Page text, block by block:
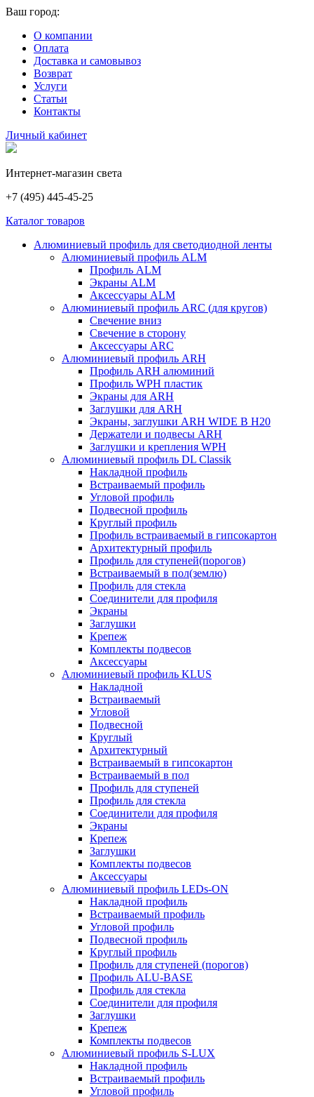
Ваш город:
О компании
Оплата
Доставка и самовывоз
Возврат
Услуги
Статьи
Контакты
Личный кабинет
Интернет-магазин света
+7 (495) 445-45-25
Каталог товаров
Алюминиевый профиль для светодиодной ленты
Алюминиевый профиль ALM
Профиль ALM
Экраны ALM
Аксессуары ALM
Алюминиевый профиль ARC (для кругов)
Свечение вниз
Свечение в сторону
Аксессуары ARC
Алюминиевый профиль ARH
Профиль ARH алюминий
Профиль WPH пластик
Экраны для ARH
Заглушки для ARH
Экраны, заглушки ARH WIDE B H20
Держатели и подвесы ARH
Заглушки и крепления WPH
Алюминиевый профиль DL Classik
Накладной профиль
Встраиваемый профиль
Угловой профиль
Подвесной профиль
Круглый профиль
Профиль встраиваемый в гипсокартон
Архитектурный профиль
Профиль для ступеней(порогов)
Встраиваемый в пол(землю)
Профиль для стекла
Соединители для профиля
Экраны
Заглушки
Крепеж
Комплекты подвесов
Аксессуары
Алюминиевый профиль KLUS
Накладной
Встраиваемый
Угловой
Подвесной
Круглый
Архитектурный
Встраиваемый в гипсокартон
Встраиваемый в пол
Профиль для ступеней
Профиль для стекла
Соединители для профиля
Экраны
Крепеж
Заглушки
Комплекты подвесов
Аксессуары
Алюминиевый профиль LEDs-ON
Накладной профиль
Встраиваемый профиль
Угловой профиль
Подвесной профиль
Круглый профиль
Профиль для ступеней (порогов)
Профиль ALU-BASE
Профиль для стекла
Соединители для профиля
Заглушки
Крепеж
Комплекты подвесов
Алюминиевый профиль S-LUX
Накладной профиль
Встраиваемый профиль
Угловой профиль